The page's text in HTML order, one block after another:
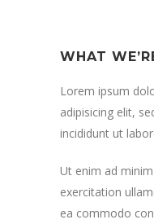
WHAT
Lorem ipsum
adipisicing elit,
incididunt ut
Ut enim ad
exercitation
ea commodo